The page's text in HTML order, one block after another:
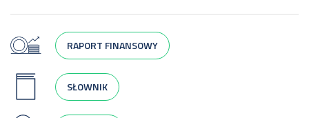
RAPORT FINANSOWY
SŁOWNIK